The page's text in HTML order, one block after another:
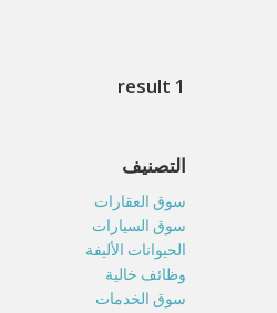
1 result
التصنيف
سوق العقارات
سوق السيارات
الحيوانات الأليفة
وظائف خالية
سوق الخدمات